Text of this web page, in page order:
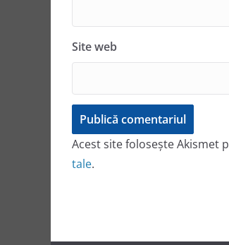
Site web
Acest site folosește Akismet
tale.